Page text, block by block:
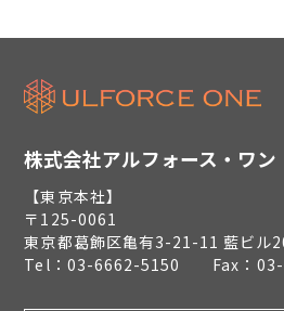
株式会社アルフォース・ワン
【東京本社】
〒125-0061
東京都葛飾区亀有3-21-11 藍ビル
Tel：03-6662-5150 Fax：03-